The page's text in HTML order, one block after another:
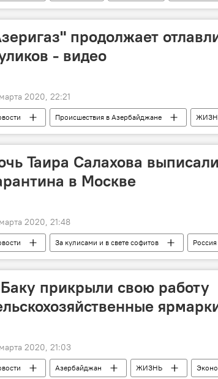
продолжает
- видео
2020, 22:21
Происшествия в Азербайджане
Экономика ПО Azəriqaz
Таира Салахова
в Москве
2020, 21:48
За кулисами и в свете софитов Россия
Айдан Салахова карантин
прикрыли свою работу
2020, 21:03
Азербайджан ЖИЗНЬ